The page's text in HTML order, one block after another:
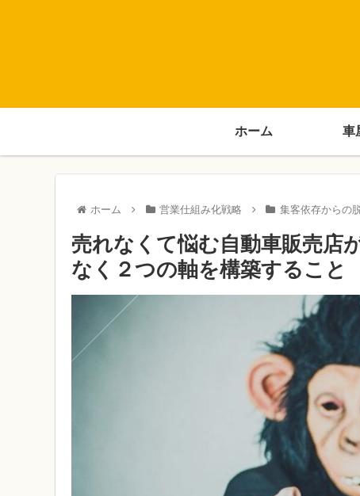
ホーム 車
ホーム 営業仕組み化戦略 集客依存からの
売れなくて悩む自動車販売店
なく２つの軸を構築すること